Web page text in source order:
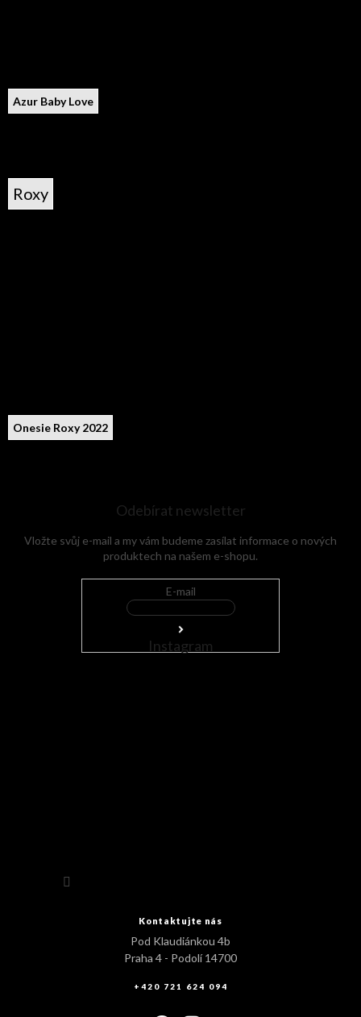
Azur Baby Love
Roxy
Onesie Roxy 2022
Odebírat newsletter
Vložte svůj e-mail a my vám budeme zasílat informace o nových
produktech na našem e-shopu.
E-mail
Instagram
Kontaktujte nás
Pod Klaudiánkou 4b
Praha 4 - Podolí 14700
+420 721 624 094